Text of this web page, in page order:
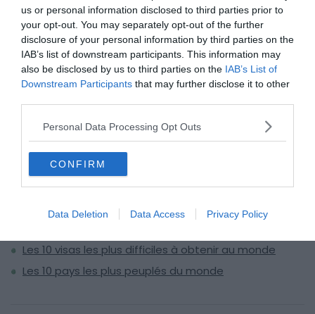
us or personal information disclosed to third parties prior to
your opt-out. You may separately opt-out of the further
disclosure of your personal information by third parties on the
IAB’s list of downstream participants. This information may
also be disclosed by us to third parties on the IAB’s List of
Downstream Participants that may further disclose it to other
Personal Data Processing Opt Outs
CONFIRM
Data Deletion Data Access Privacy Policy
cinquième plus long fleuve de l’hémisphère Nord.
Pour rappel, l’Ob est partagé par la Russie, le Kazakhstan,
la Chine et la Mongolie. Cependant la plus importante
partie de son lit se trouve en terre tsarienne.
À lire aussi sur le guide :
34 statues et monuments colossaux dans le monde
30 endroits parmi les plus étranges et terrifiants au
Les 10 visas les plus difficiles à obtenir au monde
Les 10 pays les plus peuplés du monde